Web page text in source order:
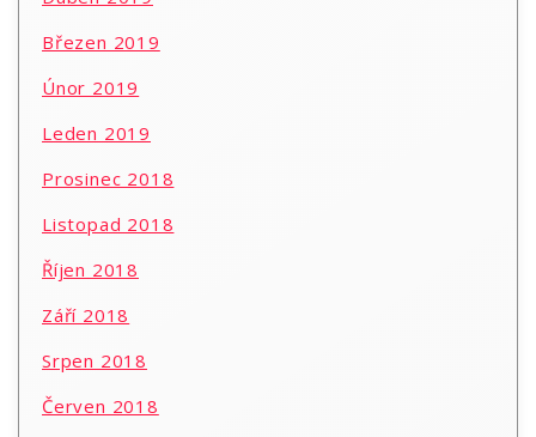
Březen 2019
Únor 2019
Leden 2019
Prosinec 2018
Listopad 2018
Říjen 2018
Září 2018
Srpen 2018
Červen 2018